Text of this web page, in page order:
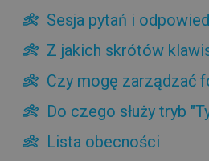
Sesja pytań i
Z jakich skrótów
Czy mogę zarządzać
Do czego służy tryb
Lista obecności